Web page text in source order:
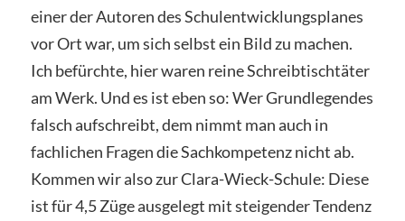
einer der Autoren des Schulentwicklungsplanes
vor Ort war, um sich selbst ein Bild zu machen.
Ich befürchte, hier waren reine Schreibtischtäter
am Werk. Und es ist eben so: Wer Grundlegendes
falsch aufschreibt, dem nimmt man auch in
fachlichen Fragen die Sachkompetenz nicht ab.
Kommen wir also zur Clara-Wieck-Schule: Diese
ist für 4,5 Züge ausgelegt mit steigender Tendenz